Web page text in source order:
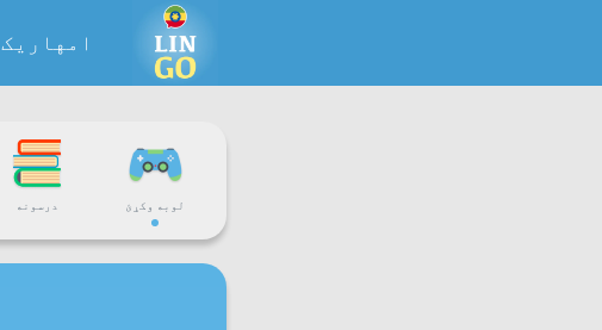
امهاریک
لوبه وکړئ درسونه